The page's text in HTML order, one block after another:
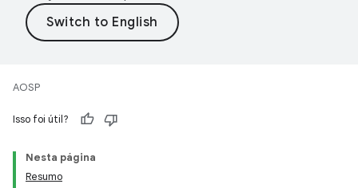
AOSP
Isso foi útil?
Nesta página
Resumo